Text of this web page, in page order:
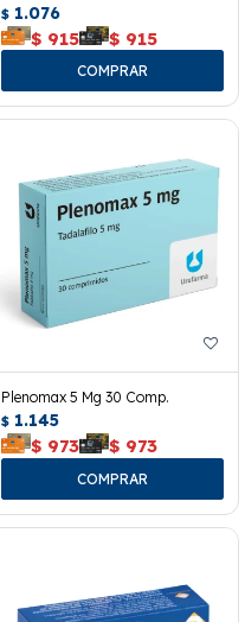
$ 1.076
$ 915 $ 915
Plenomax 5 Mg 30 Comp.
$ 1.145
$ 973 $ 973